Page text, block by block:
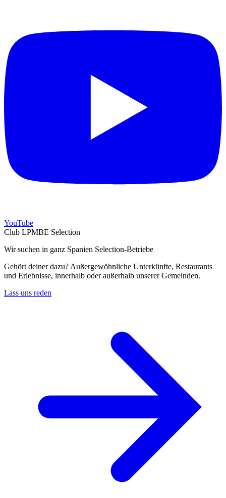
YouTube
Club LPMBE Selection
Wir suchen in ganz Spanien Selection-Betriebe
Gehört deiner dazu? Außergewöhnliche Unterkünfte, Restaurants
und Erlebnisse, innerhalb oder außerhalb unserer Gemeinden.
Lass uns reden